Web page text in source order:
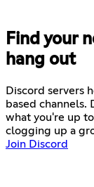
Find your
hang out
Discord servers
based channels.
what you're up
clogging up a
Join Discord